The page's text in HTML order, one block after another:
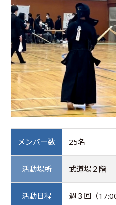
メンバー数 25名
活動場所 武道場２階
活動日程 週３回（